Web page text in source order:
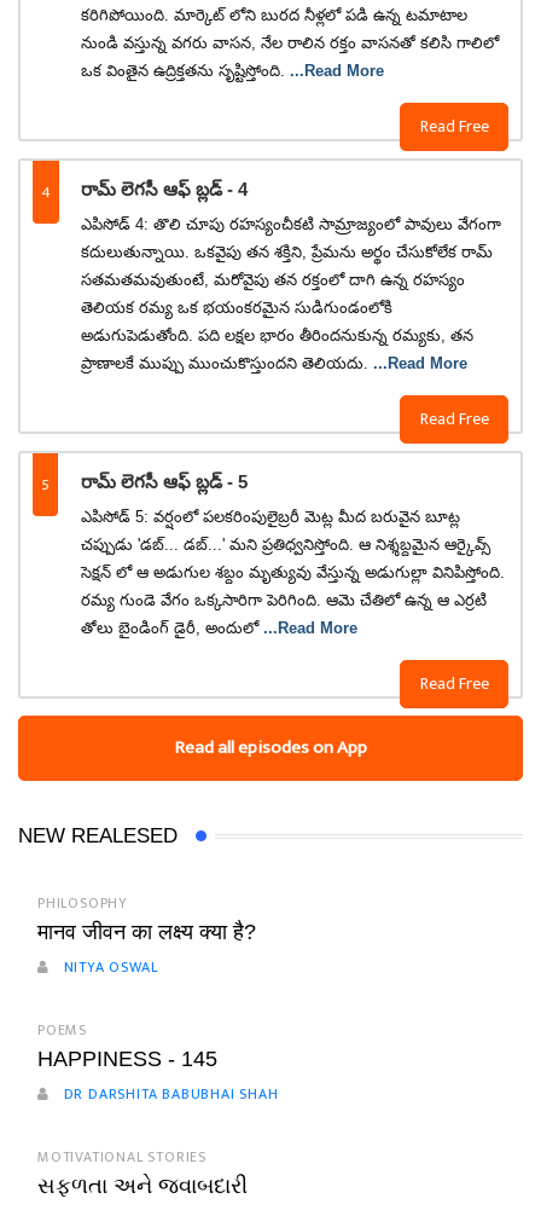
Read Free
కరిగిపోయింది. మార్కెట్ లోని బురద నీళ్లలో పడి ఉన్న టమాటాల
నుండి వస్తున్న వగరు వాసన, నేల రాలిన రక్తం వాసనతో కలిసి గాలిలో
ఒక వింతైన ఉద్రిక్తతను సృష్టిస్తోంది. ...Read More
4 రామ్ లెగసీ ఆఫ్ బ్లడ్ - 4
Read Free
ఎపిసోడ్ 4: తొలి చూపు రహస్యంచీకటి సామ్రాజ్యంలో పావులు వేగంగా
కదులుతున్నాయి. ఒకవైపు తన శక్తిని, ప్రేమను అర్థం చేసుకోలేక రామ్
సతమతమవుతుంటే, మరోవైపు తన రక్తంలో దాగి ఉన్న రహస్యం
తెలియక రమ్య ఒక భయంకరమైన సుడిగుండంలోకి
అడుగుపెడుతోంది. పది లక్షల భారం తీరిందనుకున్న రమ్యకు, తన
ప్రాణాలకే ముప్పు ముంచుకొస్తుందని తెలియదు. ...Read More
5 రామ్ లెగసీ ఆఫ్ బ్లడ్ - 5
Read Free
ఎపిసోడ్ 5: వర్షంలో పలకరింపులైబ్రరీ మెట్ల మీద బరువైన బూట్ల
చప్పుడు 'డబ్... డబ్...' మని ప్రతిధ్వనిస్తోంది. ఆ నిశ్శబ్దమైన ఆర్కైవ్స్
సెక్షన్ లో ఆ అడుగుల శబ్దం మృత్యువు వేస్తున్న అడుగుల్లా వినిపిస్తోంది.
రమ్య గుండె వేగం ఒక్కసారిగా పెరిగింది. ఆమె చేతిలో ఉన్న ఆ ఎర్రటి
తోలు బైండింగ్ డైరీ, అందులో ...Read More
Read all episodes on App
NEW REALESED
PHILOSOPHY
मानव जीवन का लक्ष्य क्या है?
NITYA OSWAL
POEMS
HAPPINESS - 145
DR DARSHITA BABUBHAI SHAH
MOTIVATIONAL STORIES
સફળતા અને જવાબદારી